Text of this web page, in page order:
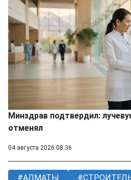
Минздрав подтвердил:
отменял
04 августа 2026 08:36
АЛМАТЫ